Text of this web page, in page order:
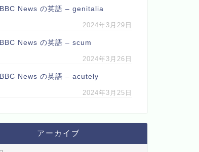
BBC News の英語 – genitalia
2024年3月29日
BBC News の英語 – scum
2024年3月26日
BBC News の英語 – acutely
2024年3月25日
アーカイブ